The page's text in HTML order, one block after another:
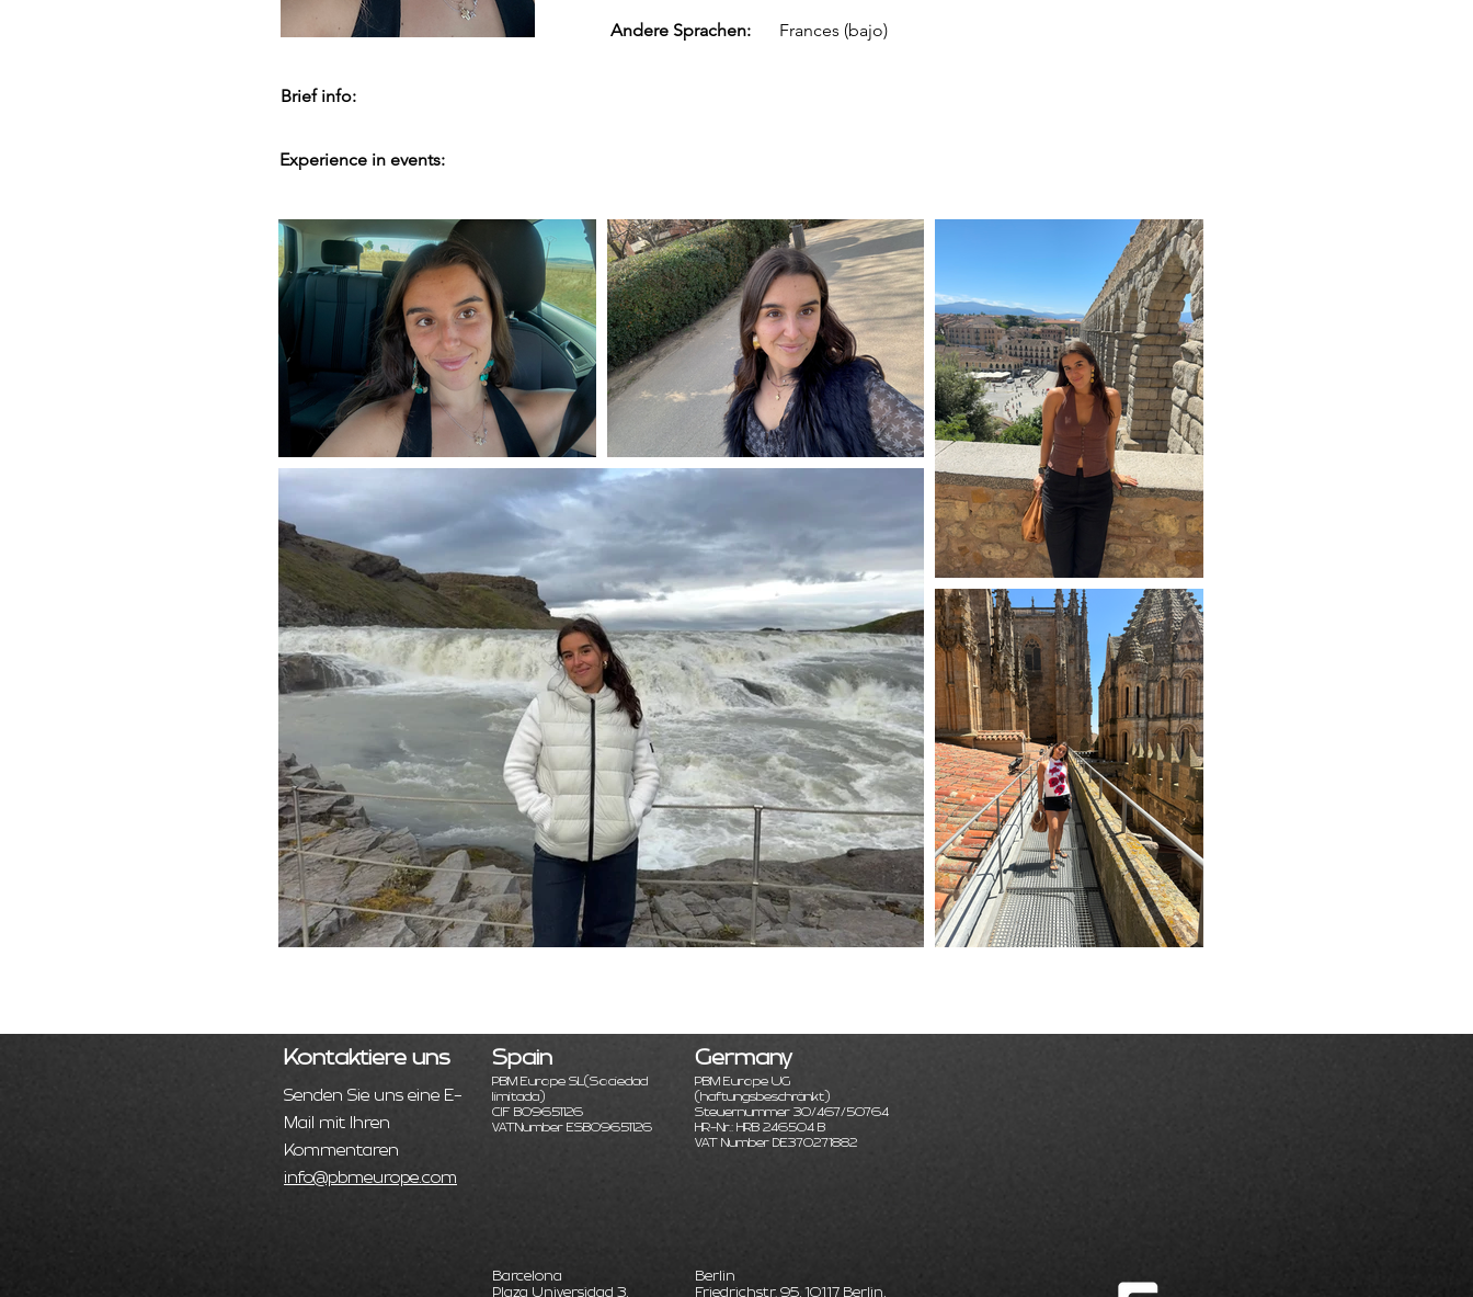
Andere Sprachen: Frances (bajo)
Brief info:
Experience in events:
Kontaktiere uns
Senden Sie uns eine E-
Mail mit Ihren
Kommentaren
info@pbmeurope.com
Spain
PBM Europe SL(Sociedad
limitada)
CIF B09651126
VATNumber ESB09651126
Germany
PBM Europe UG
(haftungsbeschränkt)
Steuernummer 30/467/50764
HR-Nr.: HRB 246504 B
VAT Number DE370271882
Barcelona
Plaza Universidad 3,
Berlin
Friedrichstr. 95, 10117 Berlin,